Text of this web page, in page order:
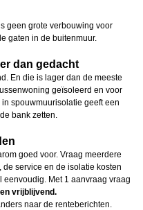
geen grote verbouwing voor
gaten in de buitenmuur.
dan gedacht
En die is lager dan de meeste
geïsoleerd en voor
spouwmuurisolatie geeft een
bank zetten.
goed voor. Vraag meerdere
service en de isolatie kosten
Met 1 aanvraag vraag
vrijblijvend.
naar de renteberichten.